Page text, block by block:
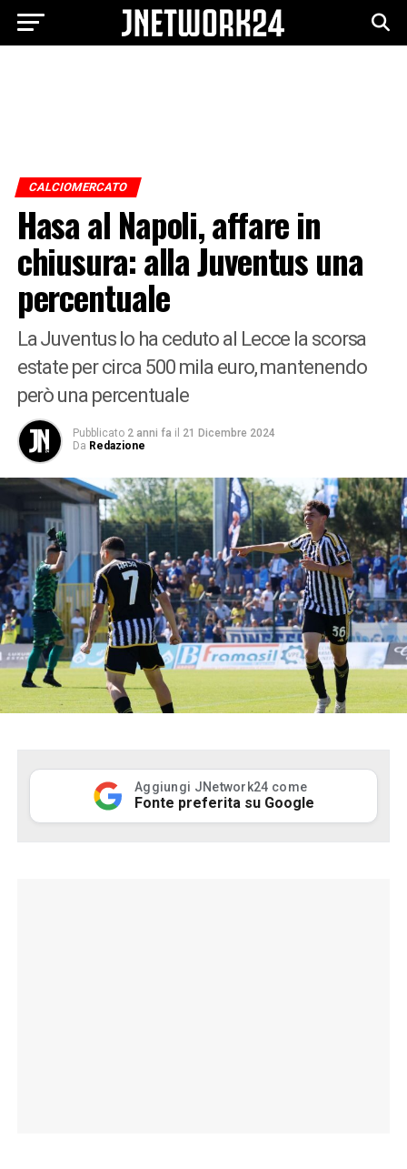
CALCIOMERCATO
Hasa al Napoli, affare in
chiusura: alla Juventus una
percentuale
La Juventus lo ha ceduto al Lecce la scorsa
estate per circa 500 mila euro, mantenendo
però una percentuale
Pubblicato 2 anni fa il 21 Dicembre 2024
Da Redazione
Aggiungi JNetwork24 come
Fonte preferita su Google